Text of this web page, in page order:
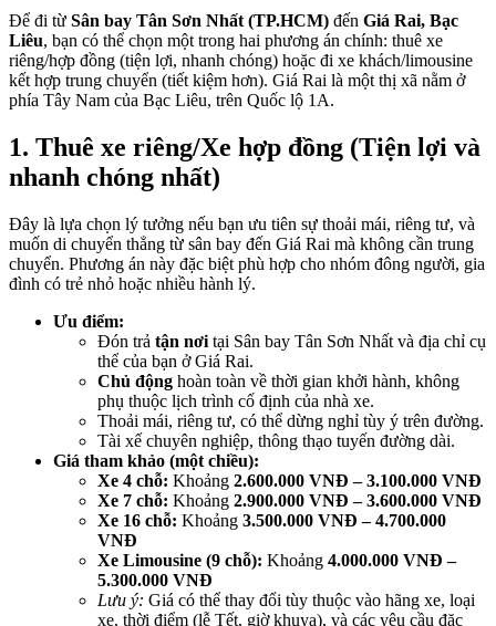
Để đi từ Sân bay Tân Sơn Nhất (TP.HCM) đến Giá Rai, Bạc
Liêu, bạn có thể chọn một trong hai phương án chính: thuê xe
riêng/hợp đồng (tiện lợi, nhanh chóng) hoặc đi xe khách/limousine
kết hợp trung chuyển (tiết kiệm hơn). Giá Rai là một thị xã nằm ở
phía Tây Nam của Bạc Liêu, trên Quốc lộ 1A.
1. Thuê xe riêng/Xe hợp đồng (Tiện lợi và
nhanh chóng nhất)
Đây là lựa chọn lý tưởng nếu bạn ưu tiên sự thoải mái, riêng tư, và
muốn di chuyển thẳng từ sân bay đến Giá Rai mà không cần trung
chuyển. Phương án này đặc biệt phù hợp cho nhóm đông người, gia
đình có trẻ nhỏ hoặc nhiều hành lý.
Ưu điểm:
Đón trả tận nơi tại Sân bay Tân Sơn Nhất và địa chỉ cụ
thể của bạn ở Giá Rai.
Chủ động hoàn toàn về thời gian khởi hành, không
phụ thuộc lịch trình cố định của nhà xe.
Thoải mái, riêng tư, có thể dừng nghỉ tùy ý trên đường.
Tài xế chuyên nghiệp, thông thạo tuyến đường dài.
Giá tham khảo (một chiều):
Xe 4 chỗ: Khoảng 2.600.000 VNĐ – 3.100.000 VNĐ
Xe 7 chỗ: Khoảng 2.900.000 VNĐ – 3.600.000 VNĐ
Xe 16 chỗ: Khoảng 3.500.000 VNĐ – 4.700.000
VNĐ
Xe Limousine (9 chỗ): Khoảng 4.000.000 VNĐ –
5.300.000 VNĐ
Lưu ý: Giá có thể thay đổi tùy thuộc vào hãng xe, loại
xe, thời điểm (lễ Tết, giờ khuya), và các yêu cầu đặc